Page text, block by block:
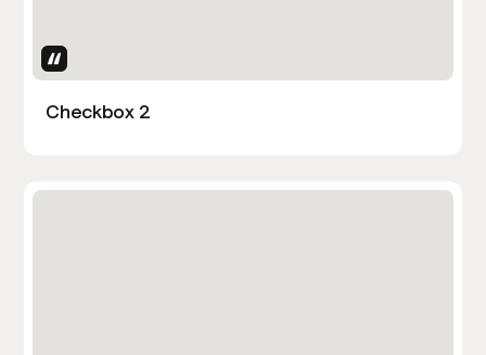
Checkbox 2